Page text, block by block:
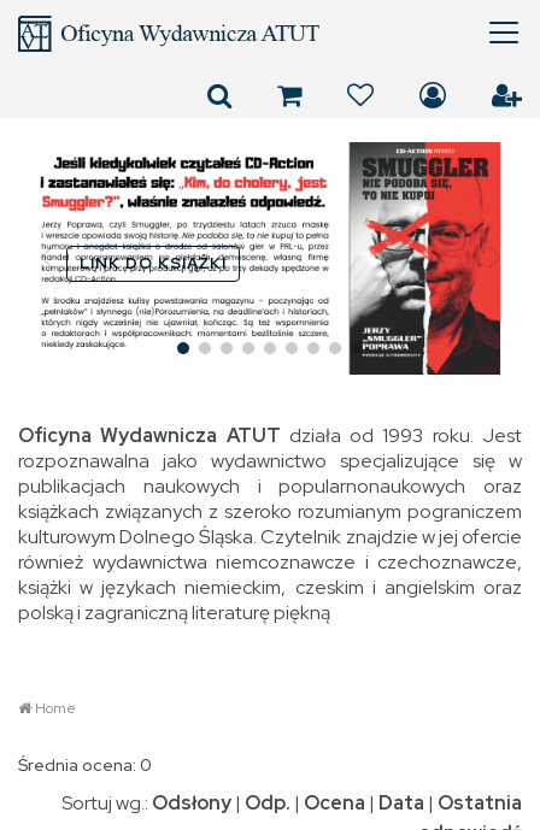
LINK DO KSIĄŻKI
Oficyna Wydawnicza ATUT działa od 1993 roku. Jest
rozpoznawalna jako wydawnictwo specjalizujące się w
publikacjach naukowych i popularnonaukowych oraz
książkach związanych z szeroko rozumianym pograniczem
kulturowym Dolnego Śląska. Czytelnik znajdzie w jej ofercie
również wydawnictwa niemcoznawcze i czechoznawcze,
książki w językach niemieckim, czeskim i angielskim oraz
polską i zagraniczną literaturę piękną
Home
Średnia ocena: 0
Sortuj wg.: Odsłony| Odp. | Ocena | Data | Ostatnia